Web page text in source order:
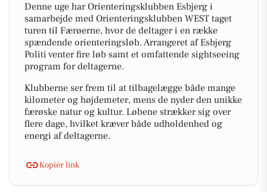
Denne uge har Orienteringsklubben Esbjerg i
samarbejde med Orienteringsklubben WEST taget
turen til Færøerne, hvor de deltager i en række
spændende orienteringsløb. Arrangeret af Esbjerg
Politi venter fire løb samt et omfattende sightseeing
program for deltagerne.
Klubberne ser frem til at tilbagelægge både mange
kilometer og højdemeter, mens de nyder den unikke
færøske natur og kultur. Løbene strækker sig over
flere dage, hvilket kræver både udholdenhed og
energi af deltagerne.
Kopiér link